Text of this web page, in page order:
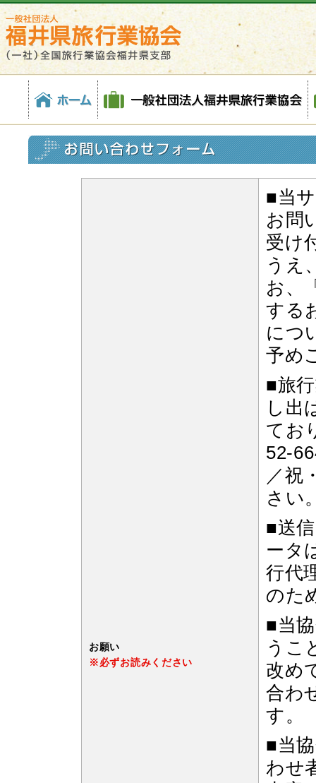
福
井
県
旅
行
(社)
ホ
ー
ム
一
般
社
団
法
株
式
会
社
福
会
員
一
覧
各
種
約
款
お
問
い
合
わ
お願い
※必ずお読みください
■当
お問
受け
うえ
お、
する
につ
予め
■旅
し出
てお
52-
／祝
さい
■送
ータ
行代
のた
■当
うこ
改め
合わ
す。
■当
わせ